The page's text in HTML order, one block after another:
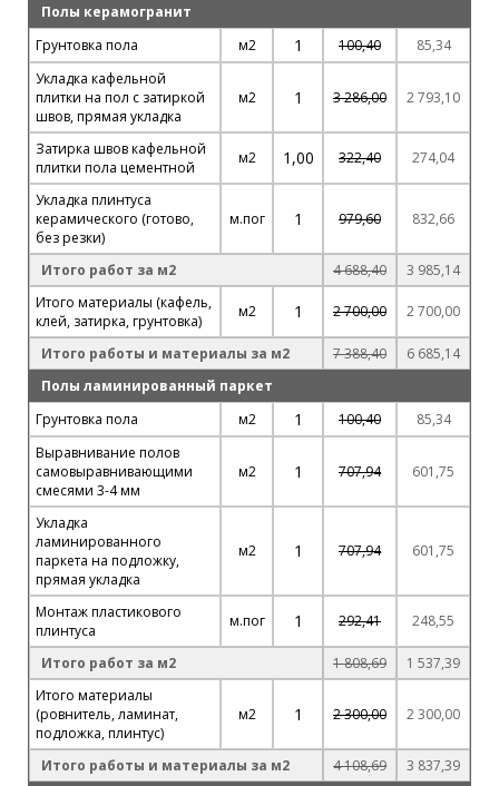
Полы керамогранит
Грунтовка пола
м2 1 100,40
85,34
Укладка кафельной
плитки на пол с затиркой
швов, прямая укладка
м2 1 3 286,00 2 793,10
Затирка швов кафельной
плитки пола цементной
м2 1,00 322,40 274,04
Укладка плинтуса
керамического (готово,
без резки)
м.пог 1 979,60 832,66
Итого работ за м2 4 688,40
3 985,14
Итого материалы (кафель,
клей, затирка, грунтовка)
м2 1 2 700,00 2 700,00
Итого работы и материалы за м2 7 388,40
6 685,14
Полы ламинированный паркет
Грунтовка пола
м2 1 100,40
85,34
Выравнивание полов
самовыравнивающими
смесями 3-4 мм
м2 1 707,94 601,75
Укладка
ламинированного
паркета на подложку,
прямая укладка
м2 1 707,94 601,75
Монтаж пластикового
плинтуса
м.пог 1 292,41 248,55
Итого работ за м2 1 808,69
1 537,39
Итого материалы
(ровнитель, ламинат,
подложка, плинтус)
м2 1 2 300,00 2 300,00
Итого работы и материалы за м2 4 108,69
3 837,39